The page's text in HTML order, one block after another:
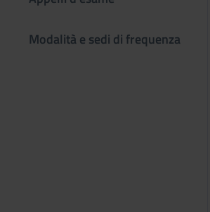
Modalità e sedi di frequenza